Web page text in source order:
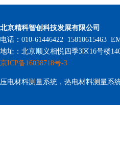
北京精科智创科技发展有限公司
电话：010-61446422 15810615463
地址：北京顺义相悦四季3区16号楼
京ICP备16038718号-3
压电材料测量系统，热电材料测量系